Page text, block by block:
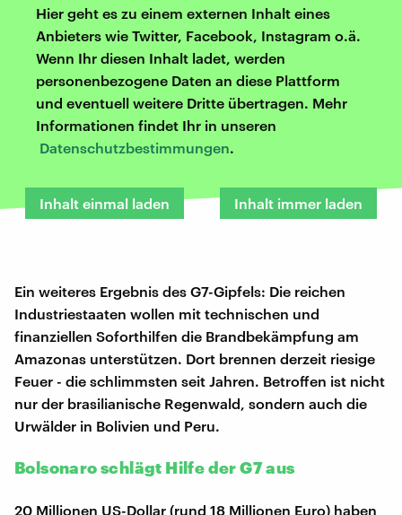
Hier geht es zu einem externen Inhalt eines
Anbieters wie Twitter, Facebook, Instagram o.ä.
Wenn Ihr diesen Inhalt ladet, werden
personenbezogene Daten an diese Plattform
und eventuell weitere Dritte übertragen. Mehr
Informationen findet Ihr in unseren
Datenschutzbestimmungen.
Inhalt einmal laden Inhalt immer laden
Ein weiteres Ergebnis des G7-Gipfels: Die reichen
Industriestaaten wollen mit technischen und
finanziellen Soforthilfen die Brandbekämpfung am
Amazonas unterstützen. Dort brennen derzeit riesige
Feuer - die schlimmsten seit Jahren. Betroffen ist nicht
nur der brasilianische Regenwald, sondern auch die
Urwälder in Bolivien und Peru.
Bolsonaro schlägt Hilfe der G7 aus
20 Millionen US-Dollar (rund 18 Millionen Euro) haben